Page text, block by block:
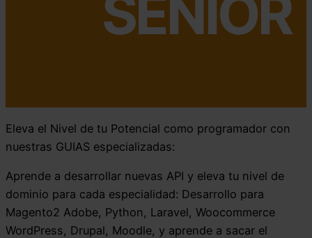
SENIOR
Eleva el Nivel de tu Potencial como programador con
nuestras GUIAS especializadas:
Aprende a desarrollar nuevas API y eleva tu nivel de
dominio para cada especialidad: Desarrollo para
Magento2 Adobe, Python, Laravel, Woocommerce
WordPress, Drupal, Moodle, y aprende a sacar el